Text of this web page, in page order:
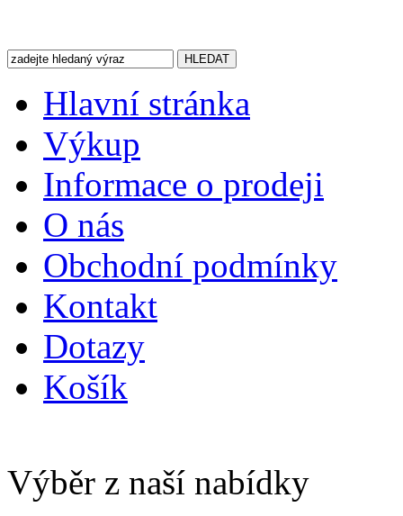
Hlavní stránka
Výkup
Informace o prodeji
O nás
Obchodní podmínky
Kontakt
Dotazy
Košík
Výběr z naší nabídky